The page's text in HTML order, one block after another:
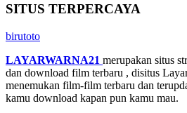
SITUS TERPERCAYA
birutoto
LAYARWARNA21 merupakan situs
dan download film terbaru , disitus
menemukan film-film terbaru dan
kamu download kapan pun kamu mau.